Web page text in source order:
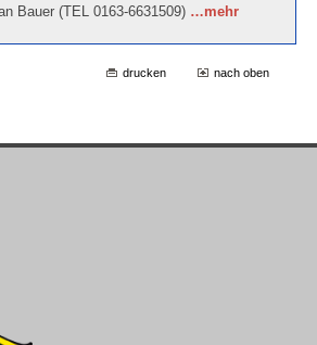
Bauer (TEL 0163-6631509) …mehr
drucken nach oben